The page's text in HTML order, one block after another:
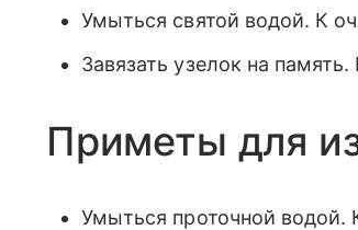
Умыться святой водой. К
Завязать узелок на
Приметы для
Умыться проточной водой.